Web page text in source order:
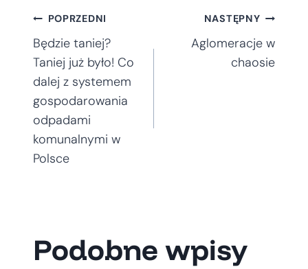
Nawigacja
wpisu
POPRZEDNI
Będzie taniej?
Taniej już było! Co
dalej z systemem
gospodarowania
odpadami
komunalnymi w
Polsce
NASTĘPNY
Aglomeracje w
chaosie
Podobne wpisy